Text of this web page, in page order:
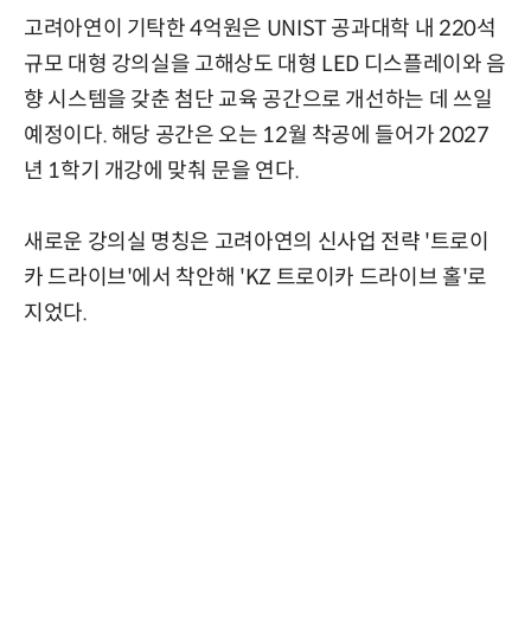
고려아연이 기탁한 4억원은 UNIST 공과대학 내 220석
규모 대형 강의실을 고해상도 대형 LED 디스플레이와 음
향 시스템을 갖춘 첨단 교육 공간으로 개선하는 데 쓰일
예정이다. 해당 공간은 오는 12월 착공에 들어가 2027
년 1학기 개강에 맞춰 문을 연다.
새로운 강의실 명칭은 고려아연의 신사업 전략 '트로이
카 드라이브'에서 착안해 'KZ 트로이카 드라이브 홀'로
지었다.